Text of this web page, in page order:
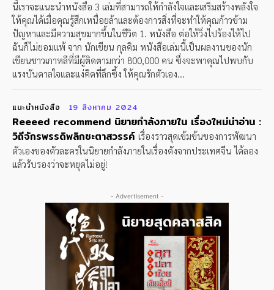
นี้เราจะแนะนำหนังสือ 3 เล่มที่สามารถให้กำลังใจและเสริมสร้างพลังใจ
ให้คุณได้เมื่อคุณรู้สึกเหนื่อยล้าและต้องการสิ่งที่จะทำให้คุณก้าวข้าม
ปัญหาและมีความสุขมากขึ้นในชีวิต 1. หนังสือ ต่อให้วิ่งไปร้องไห้ไป
ฉันก็ไม่ยอมแพ้ จาก นักเขียน กุลคิม หนังสือเล่มนี้เป็นผลงานของนัก
เขียนชาวเกาหลีที่มีผู้ติดตามกว่า 800,000 คน ซึ่งจะพาคุณไปพบกับ
แรงบันดาลใจและแง่คิดที่ลึกซึ้ง ให้คุณรักตัวเอง...
แนะนำหนังสือ 19 สิงหาคม 2024
Reeeed recommend นิยายกำลังภายใน เรื่องใหม่น่าอ่าน :
วิถีจักรพรรดิพลิกชะตาสวรรค์ เรื่องราวสุดเข้มข้นของการพัฒนา
ตัวเองของตัวละครในนิยายกำลังภายในเรื่องดังจากประเทศจีน ได้ลอง
แล้วรับรองว่าจะหยุดไม่อยู่!
- Advertisement -